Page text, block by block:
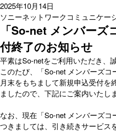
2025年10月14日
ソニーネットワークコミュニケー
「So-net メンバーズ
付終了のお知らせ
平素はSo-netをご利用いただき、
このたび、「So-net メンバーズ
月末をもちまして新規申込受付を
ましたので、下記にご案内いたしま
なお、現在「So-net メンバーズ
つきましては、引き続きサービス